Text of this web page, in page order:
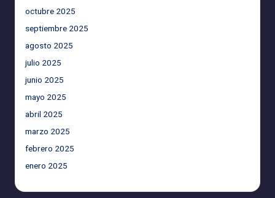
octubre 2025
septiembre 2025
agosto 2025
julio 2025
junio 2025
mayo 2025
abril 2025
marzo 2025
febrero 2025
enero 2025